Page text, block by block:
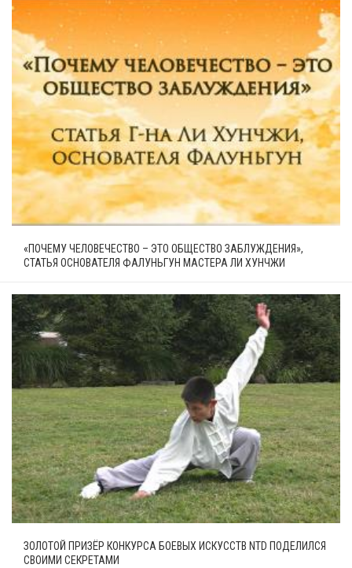
«ПОЧЕМУ ЧЕЛОВЕЧЕСТВО – ЭТО ОБЩЕСТВО ЗАБЛУЖДЕНИЯ»,
СТАТЬЯ ОСНОВАТЕЛЯ ФАЛУНЬГУН МАСТЕРА ЛИ ХУНЧЖИ
ЗОЛОТОЙ ПРИЗЁР КОНКУРСА БОЕВЫХ ИСКУССТВ NTD ПОДЕЛИЛСЯ
СВОИМИ СЕКРЕТАМИ